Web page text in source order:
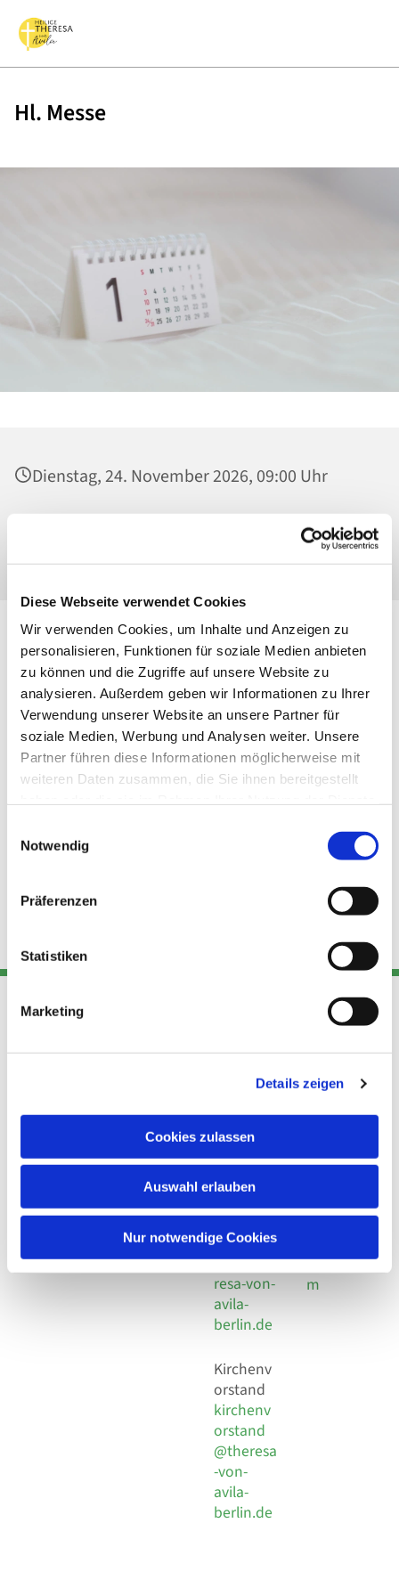
Diese Webseite verwendet Cookies
Wir verwenden Cookies, um Inhalte und Anzeigen zu
personalisieren, Funktionen für soziale Medien anbieten
zu können und die Zugriffe auf unsere Website zu
analysieren. Außerdem geben wir Informationen zu Ihrer
Verwendung unserer Website an unsere Partner für
soziale Medien, Werbung und Analysen weiter. Unsere
Partner führen diese Informationen möglicherweise mit
weiteren Daten zusammen, die Sie ihnen bereitgestellt
Notwendig
Präferenzen
Statistiken
Marketing
Details zeigen
Cookies zulassen
Auswahl erlauben
Nur notwendige Cookies
Hl. Messe
Dienstag, 24. November 2026, 09:00 Uhr
St. Maria Magdalena, Kirche, Platanenstraße
Adresse
Kirchengemeinde Pfarrei
Hl. Theresa von Avila Berlin
Leitender Pfarrer - Norbert
Behaimstr. 39
Kont
Telefon
+49 30
924 64 28
Fax +49
30 924 54
18
E-Mail
info@the
resa-von-
avila-
berlin.de
Kirchenv
orstand
kirchenv
orstand
@theresa
-von-
avila-
berlin.de
Links
Datensch
utz
Social
Impressu
m